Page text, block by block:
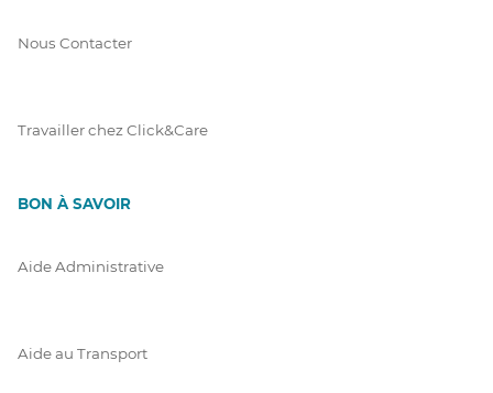
Nous Contacter
Travailler chez Click&Care
BON À SAVOIR
Aide Administrative
Aide au Transport